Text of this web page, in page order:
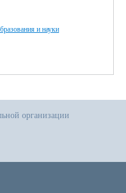
и науки
организации